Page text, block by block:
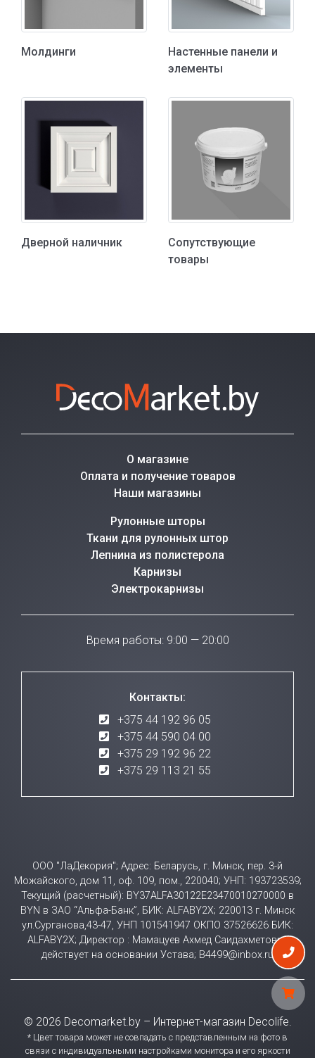
Молдинги
Настенные панели и
элементы
Дверной наличник
Сопутствующие
товары
О магазине
Оплата и получение товаров
Наши магазины
Рулонные шторы
Ткани для рулонных штор
Лепнина из полистерола
Карнизы
Электрокарнизы
Время работы: 9:00 — 20:00
Контакты:
+375 44 192 96 05
+375 44 590 04 00
+375 29 192 96 22
+375 29 113 21 55
ООО "ЛаДекория"; Адрес: Беларусь, г. Минск, пер. 3-й
Можайского, дом 11, оф. 109, пом., 220040; УНП: 193723539;
Текущий (расчетный): BY37ALFA30122E23470010270000 в
BYN в ЗАО “Альфа-Банк”, БИК: ALFABY2X; 220013 г. Минск
ул.Сурганова,43-47, УНП 101541947 ОКПО 37526626 БИК:
ALFABY2X; Директор : Мамацуев Ахмед Саидахметович
действует на основании Устава; B4499@inbox.ru
© 2026 Decomarket.by – Интернет-магазин Decolife.
* Цвет товара может не совпадать с представленным на фото в
связи с индивидуальными настройками монитора и его яркости